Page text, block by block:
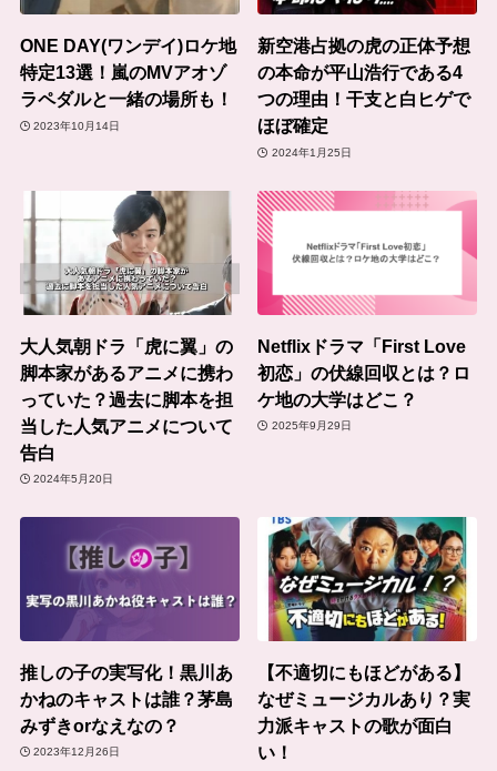
ONE DAY(ワンデイ)ロケ地
特定13選！嵐のMVアオゾ
ラペダルと一緒の場所も！
2023年10月14日
新空港占拠の虎の正体予想
の本命が平山浩行である4
つの理由！干支と白ヒゲで
ほぼ確定
2024年1月25日
大人気朝ドラ「虎に翼」の
脚本家があるアニメに携わ
っていた？過去に脚本を担
当した人気アニメについて
告白
2024年5月20日
Netflixドラマ「First Love
初恋」の伏線回収とは？ロ
ケ地の大学はどこ？
2025年9月29日
推しの子の実写化！黒川あ
かねのキャストは誰？茅島
みずきorなえなの？
2023年12月26日
【不適切にもほどがある】
なぜミュージカルあり？実
力派キャストの歌が面白
い！